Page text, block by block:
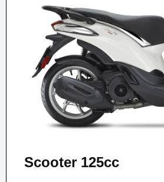
Scooter 125cc